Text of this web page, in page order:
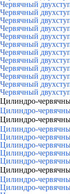
Червячный
Червячный
Червячный
Червячный
Червячный
Червячный
Червячный
Червячный
Червячный
Червячный
Червячный
Червячный
Цилиндро-
Цилиндро-
Цилиндро-
Цилиндро-
Цилиндро-
Цилиндро-
Цилиндро-
Цилиндро-
Цилиндро-
Цилиндро-
Цилиндро-